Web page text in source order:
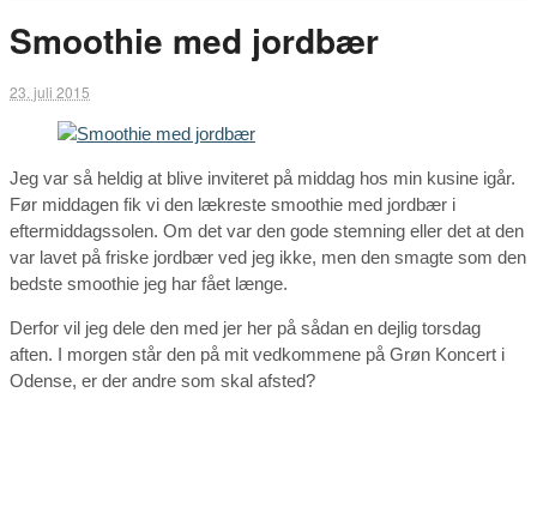
Smoothie med jordbær
23. juli 2015
Jeg var så heldig at blive inviteret på middag hos min kusine igår.
Før middagen fik vi den lækreste smoothie med jordbær i
eftermiddagssolen. Om det var den gode stemning eller det at den
var lavet på friske jordbær ved jeg ikke, men den smagte som den
bedste smoothie jeg har fået længe.
Derfor vil jeg dele den med jer her på sådan en dejlig torsdag
aften. I morgen står den på mit vedkommene på Grøn Koncert i
Odense, er der andre som skal afsted?